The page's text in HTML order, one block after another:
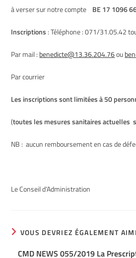
à verser sur notre compte BE 17 1096
Inscriptions : Téléphone : 071/31.05.42
Par mail : benedicte@13.36.204.76ou
Par courrier
Les inscriptions sont limitées à 50
(toutes les mesures sanitaires actuelles
NB : aucun remboursement en cas de
Le Conseil d’Administration
VOUS DEVRIEZ ÉGALEMENT
CMD NEWS 055/2019 La